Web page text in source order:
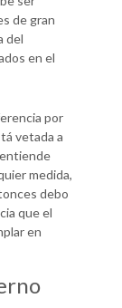
de gran
del
en el
por
vetada a
medida,
debo
que el
en